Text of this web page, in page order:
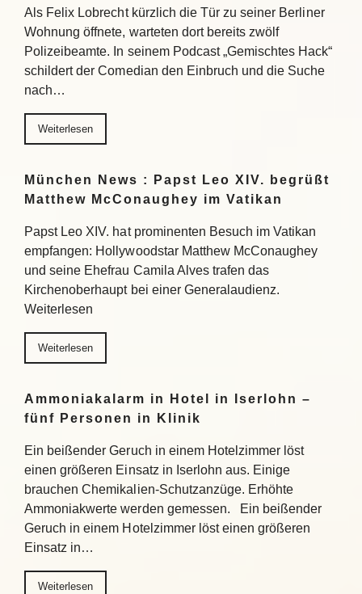
Als Felix Lobrecht kürzlich die Tür zu seiner Berliner
Wohnung öffnete, warteten dort bereits zwölf
Polizeibeamte. In seinem Podcast „Gemischtes Hack“
schildert der Comedian den Einbruch und die Suche
nach…
Weiterlesen
München News : Papst Leo XIV. begrüßt
Matthew McConaughey im Vatikan
Papst Leo XIV. hat prominenten Besuch im Vatikan
empfangen: Hollywoodstar Matthew McConaughey
und seine Ehefrau Camila Alves trafen das
Kirchenoberhaupt bei einer Generalaudienz.
Weiterlesen
Weiterlesen
Ammoniakalarm in Hotel in Iserlohn –
fünf Personen in Klinik
Ein beißender Geruch in einem Hotelzimmer löst
einen größeren Einsatz in Iserlohn aus. Einige
brauchen Chemikalien-Schutzanzüge. Erhöhte
Ammoniakwerte werden gemessen. Ein beißender
Geruch in einem Hotelzimmer löst einen größeren
Einsatz in…
Weiterlesen